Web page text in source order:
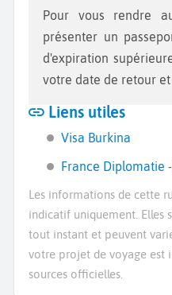
Pour vous rendre au Burkina Faso, il faut
présenter un
d'expiration
votre date de retour et
Liens utiles
Visa Burkina
France Diplomatie
Les informations de cette
indicatif uniquement. Elles
tout instant et peuvent
votre projet de voyage est
sources officielles.